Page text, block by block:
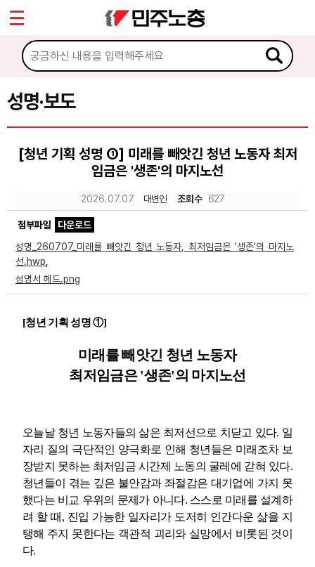
성명·보도
[청년 기획 성명 ①] 미래를 빼앗긴 청년 노동자 최저
임금은 '생존'의 마지노선
2026.07.07 대변인 조회수 627
첨부파일
다운로드
성명_260707_미래를 빼앗긴 청년 노동자, 최저임금은 '생존'의 마지노
선.hwp
성명서 헤드.png
[청년 기획 성명①]
미래를 빼앗긴 청년 노동자
최저임금은'생존'의 마지노선
오늘날 청년 노동자들의 삶은 최저선으로 치닫고 있다. 일
자리 질의 극단적인 양극화로 인해 청년들은 미래조차 보
장받지 못하는 최저임금 시간제 노동의 굴레에 갇혀 있다.
청년들이 겪는 깊은 불안감과 좌절감은 대기업에 가지 못
했다는 비교 우위의 문제가 아니다. 스스로 미래를 설계하
려 할 때 , 진입 가능한 일자리가 도저히 인간다운 삶을 지
탱해 주지 못한다는 객관적 괴리와 실망에서 비롯된 것이
다.
마이페이지
소개
소식
공지사항
성명·보도
노동상담
자료
Sketchbook5, 스케치북5
Sketchbook5, 스케치북5